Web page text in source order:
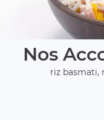
Nos
riz basmati,